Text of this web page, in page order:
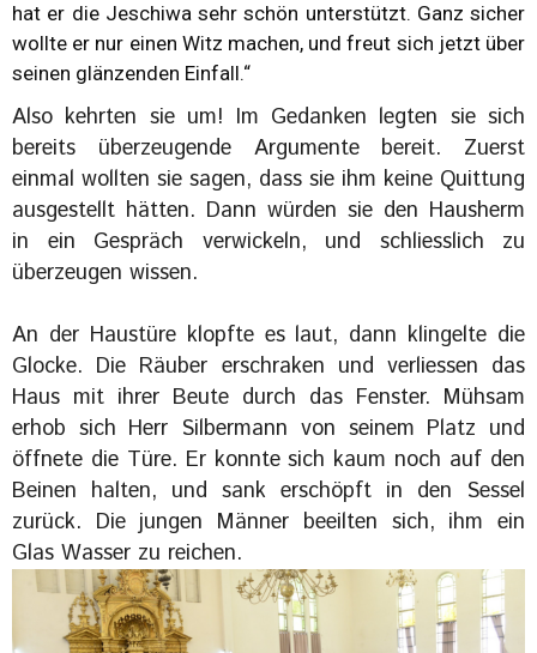
hat er die Jeschiwa sehr schön unterstützt. Ganz sicher
wollte er nur einen Witz machen, und freut sich jetzt über
seinen glänzenden Einfall.“
Also kehrten sie um! Im Gedanken legten sie sich
bereits überzeugende Argumente bereit. Zuerst
einmal wollten sie sagen, dass sie ihm keine Quittung
ausgestellt hätten. Dann würden sie den Hausherm
in ein Gespräch verwickeln, und schliesslich zu
überzeugen wissen.
An der Haustüre klopfte es laut, dann klingelte die
Glocke. Die Räuber erschraken und verliessen das
Haus mit ihrer Beute durch das Fenster. Mühsam
erhob sich Herr Silbermann von seinem Platz und
öffnete die Türe. Er konnte sich kaum noch auf den
Beinen halten, und sank erschöpft in den Sessel
zurück. Die jungen Männer beeilten sich, ihm ein
Glas Wasser zu reichen.